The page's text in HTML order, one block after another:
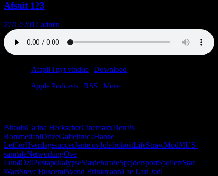
Afsnit 123
27/12/2017 admin
Afspil i nyt vindue Download
Apple Podcasts RSS
More
BitcoinCarina HeckscherCinemaxxDennis
RommedahlDriveGaffeltruckHanne
LefflerHverdagssuccesJantelovJulefrokostLifeStrawModMUS-
samtaleNetworkingOve
LundÖzilPostapokalypseSlædehundeSpejdersportSpoilersStar
WarsSteve BuscemiSvend BrinkmannThe Last Jedi